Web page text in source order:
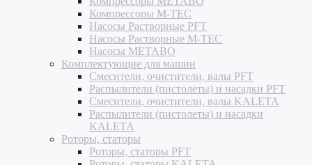
Компрессоры M-TEC
Насосы Растворные PFT
Насосы Растворные M-TEC
Насосы METABO
Комплектующие для машин
Смесители, очистители, валы PFT
Распылители (пистолеты) и насадки PFT
Смесители, очистители, валы KALETA
Распылители (пистолеты) и насадки
KALETA
Роторы, статоры
Роторы, статоры PFT